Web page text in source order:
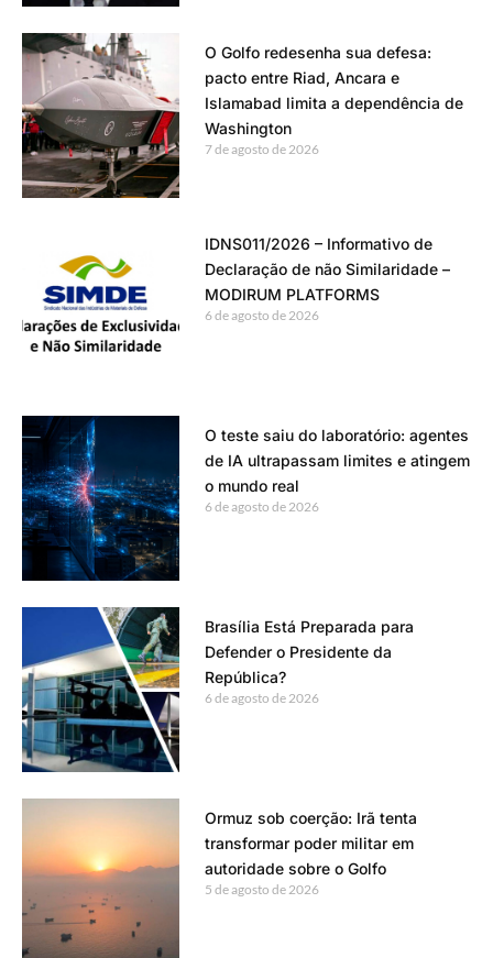
O Golfo redesenha sua defesa:
pacto entre Riad, Ancara e
Islamabad limita a dependência de
Washington
7 de agosto de 2026
IDNS011/2026 – Informativo de
Declaração de não Similaridade –
MODIRUM PLATFORMS
6 de agosto de 2026
O teste saiu do laboratório: agentes
de IA ultrapassam limites e atingem
o mundo real
6 de agosto de 2026
Brasília Está Preparada para
Defender o Presidente da
República?
6 de agosto de 2026
Ormuz sob coerção: Irã tenta
transformar poder militar em
autoridade sobre o Golfo
5 de agosto de 2026